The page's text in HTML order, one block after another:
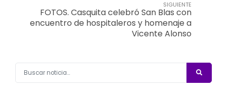
SIGUIENTE
FOTOS. Casquita celebró San Blas con
encuentro de hospitaleros y homenaje a
Vicente Alonso